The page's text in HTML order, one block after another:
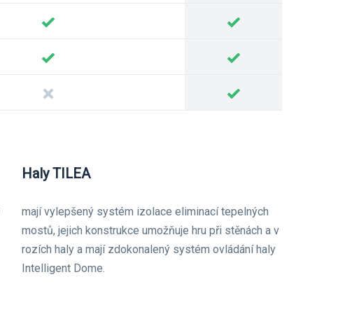
Haly TILEA
mají vylepšený systém izolace eliminací tepelných
mostů, jejich konstrukce umožňuje hru při stěnách a v
rozích haly a mají zdokonalený systém ovládání haly
Intelligent Dome.